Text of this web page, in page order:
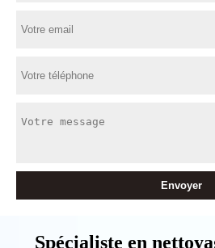
Spécialiste en